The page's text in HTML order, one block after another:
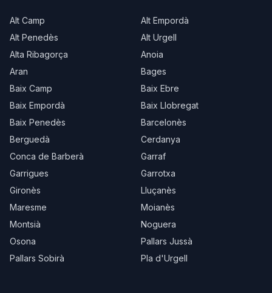
Alt Camp
Alt Empordà
Alt Penedès
Alt Urgell
Alta Ribagorça
Anoia
Aran
Bages
Baix Camp
Baix Ebre
Baix Empordà
Baix Llobregat
Baix Penedès
Barcelonès
Berguedà
Cerdanya
Conca de Barberà
Garraf
Garrigues
Garrotxa
Gironès
Lluçanès
Maresme
Moianès
Montsià
Noguera
Osona
Pallars Jussà
Pallars Sobirà
Pla d'Urgell